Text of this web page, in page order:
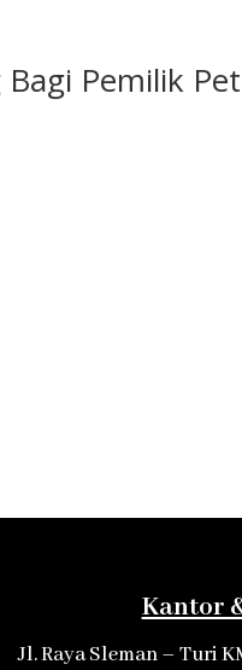
Pemilik
Kantor
Jl. Raya Sleman – Turi